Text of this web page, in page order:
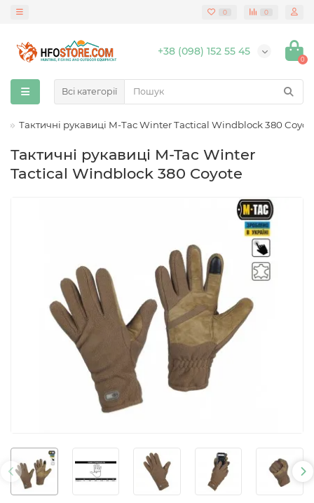
0 0
+38 (098) 152 55 45
0
Всі категорії
Тактичні рукавиці M-Tac Winter Tactical Windblock 380
Тактичні рукавиці M-Tac Winter
Tactical Windblock 380 Coyote